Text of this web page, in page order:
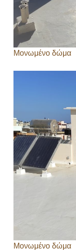
Μονωμένο δώμα
Μονωμένο δώμα